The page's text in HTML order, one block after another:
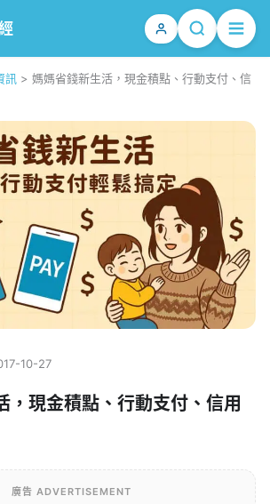
訊 > 媽媽省錢新生活，現金積點、行動支付、信
10-27
，現金積點、行動支付、信用
廣告 ADVERTISEMENT